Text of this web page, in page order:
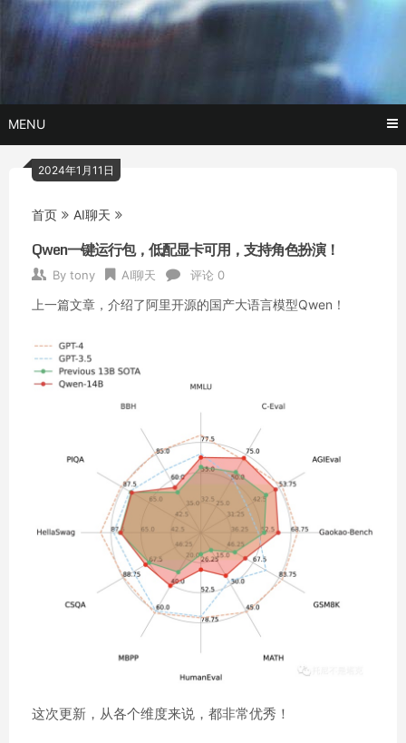
托尼不是
塔克
玩转AI黑科技,AI换脸，AI绘画，AI聊天….
MENU
2024年1月11日
首页 AI聊天
Qwen一键运行包，低配显卡可用，支持角色扮演！
By tony AI聊天 评论 0
上一篇文章，介绍了阿里开源的国产大语言模型Qwen！
这次更新，从各个维度来说，都非常优秀！